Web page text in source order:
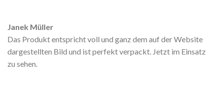
Janek Müller
Das Produkt entspricht voll und ganz dem auf der Website
dargestellten Bild und ist perfekt verpackt. Jetzt im Einsatz
zu sehen.